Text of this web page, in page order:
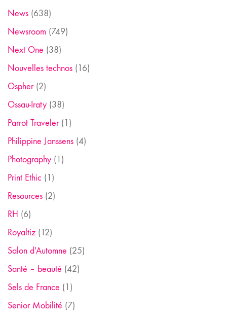
News (638)
Newsroom (749)
Next One (38)
Nouvelles technos (16)
Ospher(2)
Ossau-Iraty (38)
Parrot Traveler(1)
Philippine Janssens (4)
Photography (1)
Print Ethic (1)
Resources (2)
RH (6)
Royaltiz (12)
Salon d'Automne (25)
Santé – beauté (42)
Sels de France (1)
Senior Mobilité (7)